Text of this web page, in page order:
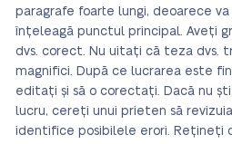
paragrafe foarte lungi, deoarece
înțeleagă punctul principal. Aveți
dvs. corect. Nu uitați că teza dvs.
magnifici. După ce lucrarea este
editați și să o corectați. Dacă nu
lucru, cereți unui prieten să
identifice posibilele erori. Rețineți